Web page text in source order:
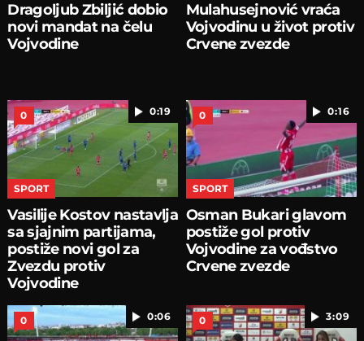
Dragoljub Zbiljić dobio
novi mandat na čelu
Vojvodine
Mulahusejnović vraća
Vojvodinu u život protiv
Crvene zvezde
0:19
0
SPORT
Vasilije Kostov nastavlja
sa sjajnim partijama,
postiže novi gol za
Zvezdu protiv
Vojvodine
0:16
0
SPORT
Osman Bukari glavom
postiže gol protiv
Vojvodine za vođstvo
Crvene zvezde
0:06
0 3:09
0